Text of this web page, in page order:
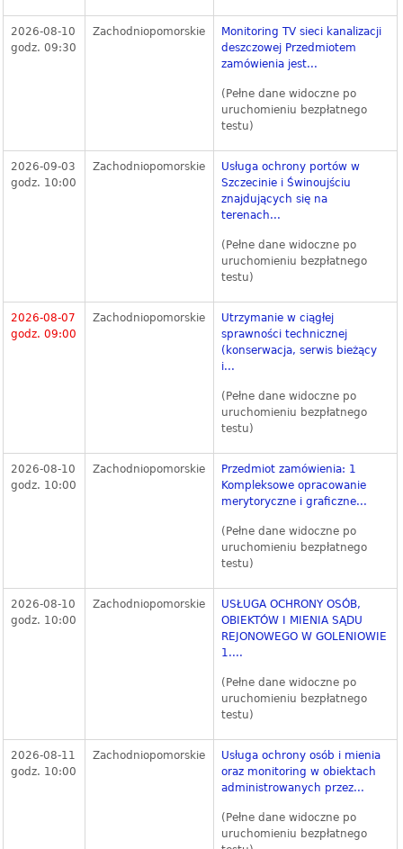
2026-08-10
godz. 09:30
Zachodniopomorskie
Monitoring TV sieci kanalizacji
deszczowej Przedmiotem
zamówienia jest...
(Pełne dane widoczne po
uruchomieniu bezpłatnego
testu)
2026-09-03
godz. 10:00
Zachodniopomorskie
Usługa ochrony portów w
Szczecinie i Świnoujściu
znajdujących się na
terenach...
(Pełne dane widoczne po
uruchomieniu bezpłatnego
testu)
2026-08-07
godz. 09:00
Zachodniopomorskie
Utrzymanie w ciągłej
sprawności technicznej
(konserwacja, serwis bieżący
i...
(Pełne dane widoczne po
uruchomieniu bezpłatnego
testu)
2026-08-10
godz. 10:00
Zachodniopomorskie
Przedmiot zamówienia: 1
Kompleksowe opracowanie
merytoryczne i graficzne...
(Pełne dane widoczne po
uruchomieniu bezpłatnego
testu)
2026-08-10
godz. 10:00
Zachodniopomorskie
USŁUGA OCHRONY OSÓB,
OBIEKTÓW I MIENIA SĄDU
REJONOWEGO W GOLENIOWIE
1....
(Pełne dane widoczne po
uruchomieniu bezpłatnego
testu)
2026-08-11
godz. 10:00
Zachodniopomorskie
Usługa ochrony osób i mienia
oraz monitoring w obiektach
administrowanych przez...
(Pełne dane widoczne po
uruchomieniu bezpłatnego